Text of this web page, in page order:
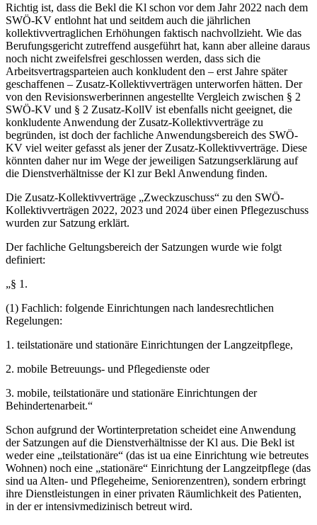
Richtig ist, dass die Bekl die Kl schon vor dem Jahr 2022 nach dem
SWÖ-KV entlohnt hat und seitdem auch die jährlichen
kollektivvertraglichen Erhöhungen faktisch nachvollzieht. Wie das
Berufungsgericht zutreffend ausgeführt hat, kann aber alleine daraus
noch nicht zweifelsfrei geschlossen werden, dass sich die
Arbeitsvertragsparteien auch konkludent den – erst Jahre später
geschaffenen – Zusatz-Kollektivverträgen unterworfen hätten. Der
von den Revisionswerberinnen angestellte Vergleich zwischen § 2
SWÖ-KV und § 2 Zusatz-KollV ist ebenfalls nicht geeignet, die
konkludente Anwendung der Zusatz-Kollektivverträge zu
begründen, ist doch der fachliche Anwendungsbereich des SWÖ-
KV viel weiter gefasst als jener der Zusatz-Kollektivverträge. Diese
könnten daher nur im Wege der jeweiligen Satzungserklärung auf
die Dienstverhältnisse der Kl zur Bekl Anwendung finden.
Die Zusatz-Kollektivverträge „Zweckzuschuss“ zu den SWÖ-
Kollektivverträgen 2022, 2023 und 2024 über einen Pflegezuschuss
wurden zur Satzung erklärt.
Der fachliche Geltungsbereich der Satzungen wurde wie folgt
definiert:
„§ 1.
(1) Fachlich: folgende Einrichtungen nach landesrechtlichen
Regelungen:
1. teilstationäre und stationäre Einrichtungen der Langzeitpflege,
2. mobile Betreuungs- und Pflegedienste oder
3. mobile, teilstationäre und stationäre Einrichtungen der
Behindertenarbeit.“
Schon aufgrund der Wortinterpretation scheidet eine Anwendung
der Satzungen auf die Dienstverhältnisse der Kl aus. Die Bekl ist
weder eine „teilstationäre“ (das ist ua eine Einrichtung wie betreutes
Wohnen) noch eine „stationäre“ Einrichtung der Langzeitpflege (das
sind ua Alten- und Pflegeheime, Seniorenzentren), sondern erbringt
ihre Dienstleistungen in einer privaten Räumlichkeit des Patienten,
in der er intensivmedizinisch betreut wird.